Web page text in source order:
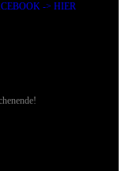
-> HIER